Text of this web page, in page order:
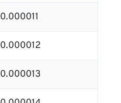
0.000011
0.000012
0.000013